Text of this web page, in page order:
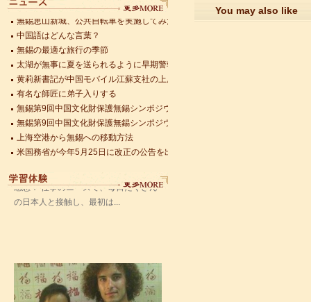
無錫恵山新城、公共自転車を実施してみた
中国語はどんな言葉？
無錫の最適な旅行の季節
太湖が無事に夏を送られるように早期警報モニタリングを始めた
黄莉新書記が中国モバイル江蘇支社の上層管理者と面会した
有名な師匠に弟子入りする
無錫第9回中国文化財保護無錫シンポジウムが開催
無錫第9回中国文化財保護無錫シンポジウムが開催
上海空港から無錫への移動方法
米国務省が今年5月25日に改正の公告を出した
無錫恵山新城、公共自転車を実施してみた
語風漢語学員ー赵娜
語風国際教育交流グループ語風漢語セ
ンターの優秀な学生である赵娜さんの
感想： 仕事のニーズで、毎日たくさん
の日本人と接触し、最初は...
You may also like